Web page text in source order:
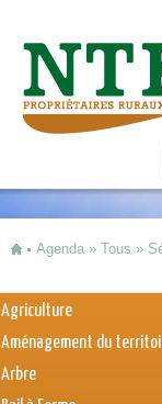
Agenda » Tous »
Agriculture
Aménagement du
Arbre